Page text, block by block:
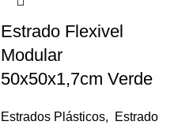
Estrado Flexivel
Modular
50x50x1,7cm Verde
Estrados Plásticos,
Estrado